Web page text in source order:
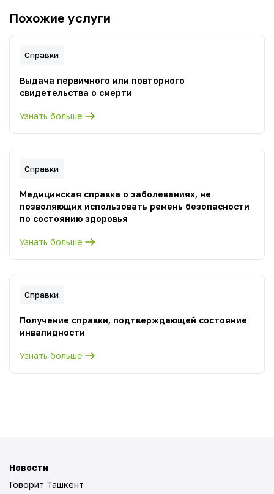
Похожие услуги
Справки
Выдача первичного или повторного
свидетельства о смерти
Узнать больше
Справки
Медицинская справка о заболеваниях, не
позволяющих использовать ремень безопасности
по состоянию здоровья
Узнать больше
Справки
Получение справки, подтверждающей состояние
инвалидности
Узнать больше
Новости
Говорит Ташкент